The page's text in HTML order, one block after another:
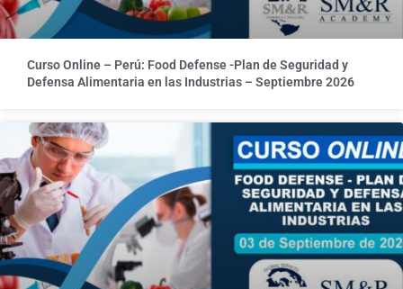
Curso Online – Perú: Food Defense -Plan de Seguridad y
Defensa Alimentaria en las Industrias – Septiembre 2026